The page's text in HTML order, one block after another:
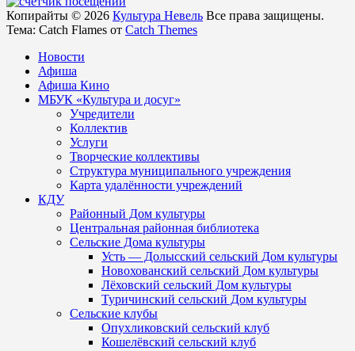
Копирайты © 2026 Культура Невель Все права защищены.
Тема: Catch Flames от Catch Themes
Новости
Афиша
Афиша Кино
МБУК «Культура и досуг»
Учредители
Коллектив
Услуги
Творческие коллективы
Структура муниципального учреждения
Карта удалённости учреждений
КДУ
Районный Дом культуры
Центральная районная библиотека
Сельские Дома культуры
Усть — Долысский сельский Дом культуры
Новохованский сельский Дом культуры
Лёховский сельский Дом культуры
Туричинский сельский Дом культуры
Сельские клубы
Опухликовский сельский клуб
Кошелёвский сельский клуб